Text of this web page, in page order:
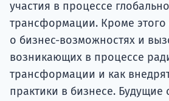
участия в процессе
трансформации. Кроме этого
о бизнес-возможностях и
возникающих в процессе
трансформации и как
практики в бизнесе. Будущие